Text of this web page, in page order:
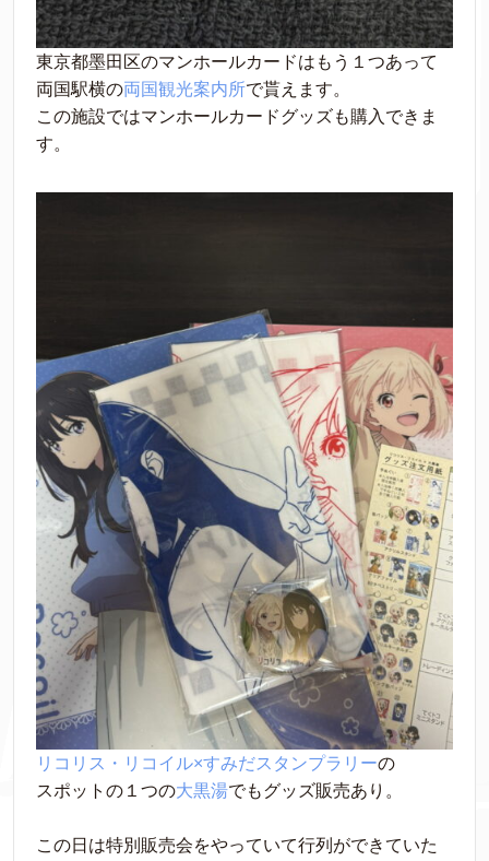
東京都墨田区のマンホールカードはもう１つあって
両国駅横の両国観光案内所で貰えます。
この施設ではマンホールカードグッズも購入できま
す。
リコリス・リコイル×すみだスタンプラリーの
スポットの１つの大黒湯でもグッズ販売あり。
この日は特別販売会をやっていて行列ができていた